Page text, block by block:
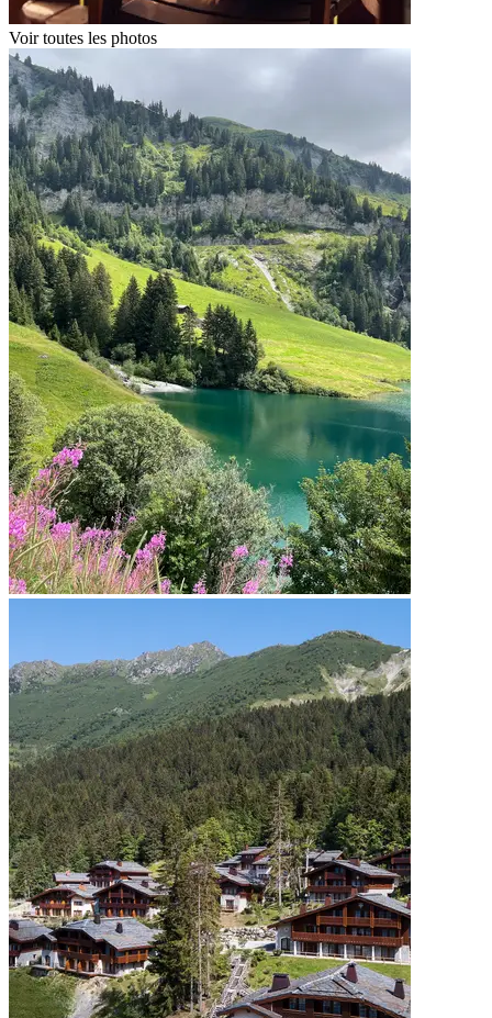
Voir toutes les photos